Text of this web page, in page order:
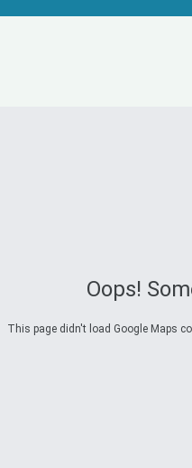
Oops!
This page didn't load Google Maps